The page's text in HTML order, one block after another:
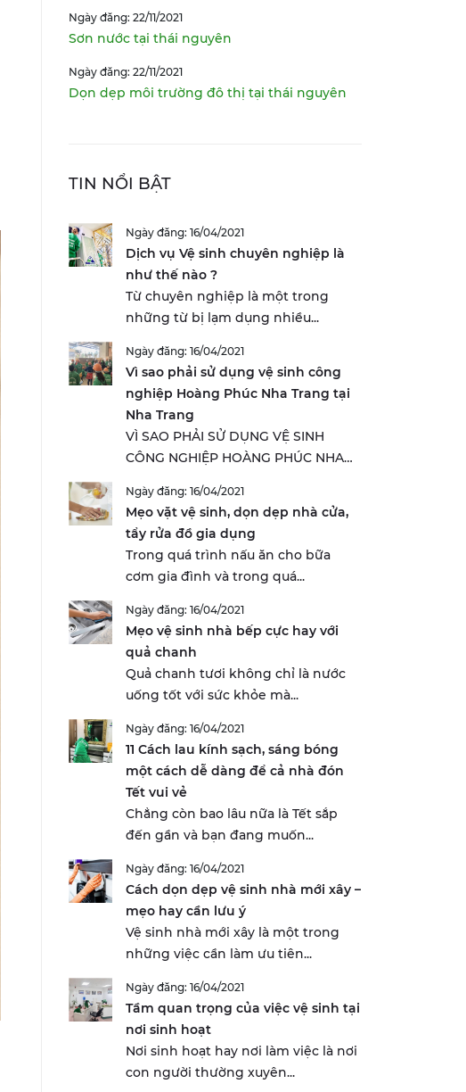
Ngày đăng: 22/11/2021
Sơn nước tại thái nguyên
Ngày đăng: 22/11/2021
Dọn dẹp môi trường đô thị tại thái nguyên
TIN NỔI BẬT
Ngày đăng: 16/04/2021
Dịch vụ Vệ sinh chuyên nghiệp là
như thế nào ?
Từ chuyên nghiệp là một trong
những từ bị lạm dụng nhiều...
Ngày đăng: 16/04/2021
Vì sao phải sử dụng vệ sinh công
nghiệp Hoàng Phúc Nha Trang tại
Nha Trang
VÌ SAO PHẢI SỬ DỤNG VỆ SINH
CÔNG NGHIỆP HOÀNG PHÚC NHA
Ngày đăng: 16/04/2021
Mẹo vặt vệ sinh, dọn dẹp nhà cửa,
tẩy rửa đồ gia dụng
Trong quá trình nấu ăn cho bữa
cơm gia đình và trong quá...
Ngày đăng: 16/04/2021
Mẹo vệ sinh nhà bếp cực hay với
quả chanh
Quả chanh tươi không chỉ là nước
uống tốt với sức khỏe mà...
Ngày đăng: 16/04/2021
11 Cách lau kính sạch, sáng bóng
một cách dễ dàng để cả nhà đón
Tết vui vẻ
Chẳng còn bao lâu nữa là Tết sắp
đến gần và bạn đang muốn...
Ngày đăng: 16/04/2021
Cách dọn dẹp vệ sinh nhà mới xây –
mẹo hay cần lưu ý
Vệ sinh nhà mới xây là một trong
những việc cần làm ưu tiên...
Ngày đăng: 16/04/2021
Tầm quan trọng của việc vệ sinh tại
nơi sinh hoạt
Nơi sinh hoạt hay nơi làm việc là nơi
con người thường xuyên...